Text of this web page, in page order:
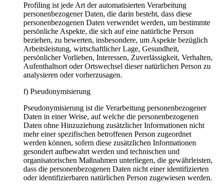
Profiling ist jede Art der automatisierten Verarbeitung
personenbezogener Daten, die darin besteht, dass diese
personenbezogenen Daten verwendet werden, um bestimmte
persönliche Aspekte, die sich auf eine natürliche Person
beziehen, zu bewerten, insbesondere, um Aspekte bezüglich
Arbeitsleistung, wirtschaftlicher Lage, Gesundheit,
persönlicher Vorlieben, Interessen, Zuverlässigkeit, Verhalten,
Aufenthaltsort oder Ortswechsel dieser natürlichen Person zu
analysieren oder vorherzusagen.
f) Pseudonymisierung
Pseudonymisierung ist die Verarbeitung personenbezogener
Daten in einer Weise, auf welche die personenbezogenen
Daten ohne Hinzuziehung zusätzlicher Informationen nicht
mehr einer spezifischen betroffenen Person zugeordnet
werden können, sofern diese zusätzlichen Informationen
gesondert aufbewahrt werden und technischen und
organisatorischen Maßnahmen unterliegen, die gewährleisten,
dass die personenbezogenen Daten nicht einer identifizierten
oder identifizierbaren natürlichen Person zugewiesen werden.